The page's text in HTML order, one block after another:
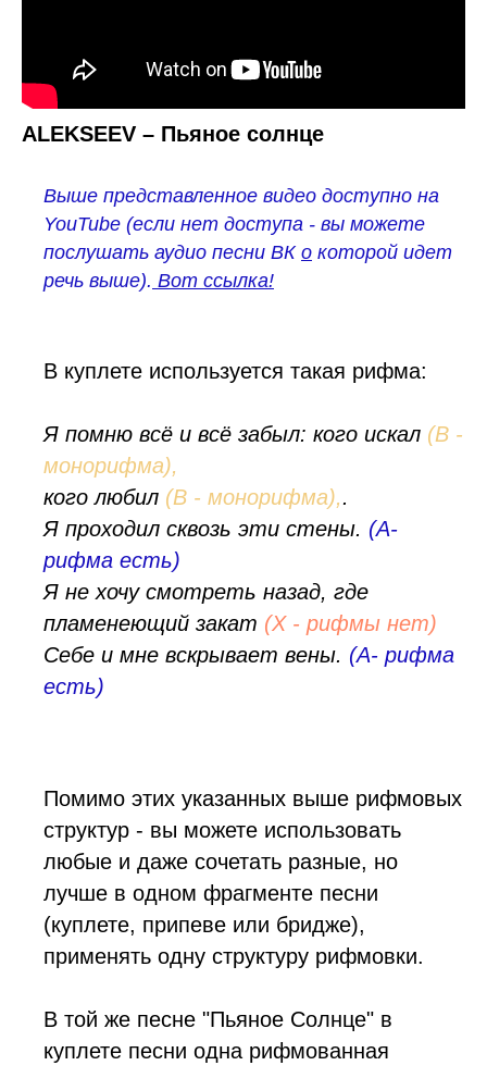
ALEKSEEV – Пьяное солнце
Выше представленное видео доступно на
YouTube (если нет доступа - вы можете
послушать аудио песни ВК о которой идет
речь выше). Вот ссылка!
В куплете используется такая рифма:
Я помню всё и всё забыл: кого искал (B -
монорифма),
кого любил (B - монорифма),.
Я проходил сквозь эти стены. (А-
рифма есть)
Я не хочу смотреть назад, где
пламенеющий закат (X - рифмы нет)
Себе и мне вскрывает вены. (А- рифма
есть)
Помимо этих указанных выше рифмовых
структур - вы можете использовать
любые и даже сочетать разные, но
лучше в одном фрагменте песни
(куплете, припеве или бридже),
применять одну структуру рифмовки.
В той же песне "Пьяное Солнце" в
куплете песни одна рифмованная